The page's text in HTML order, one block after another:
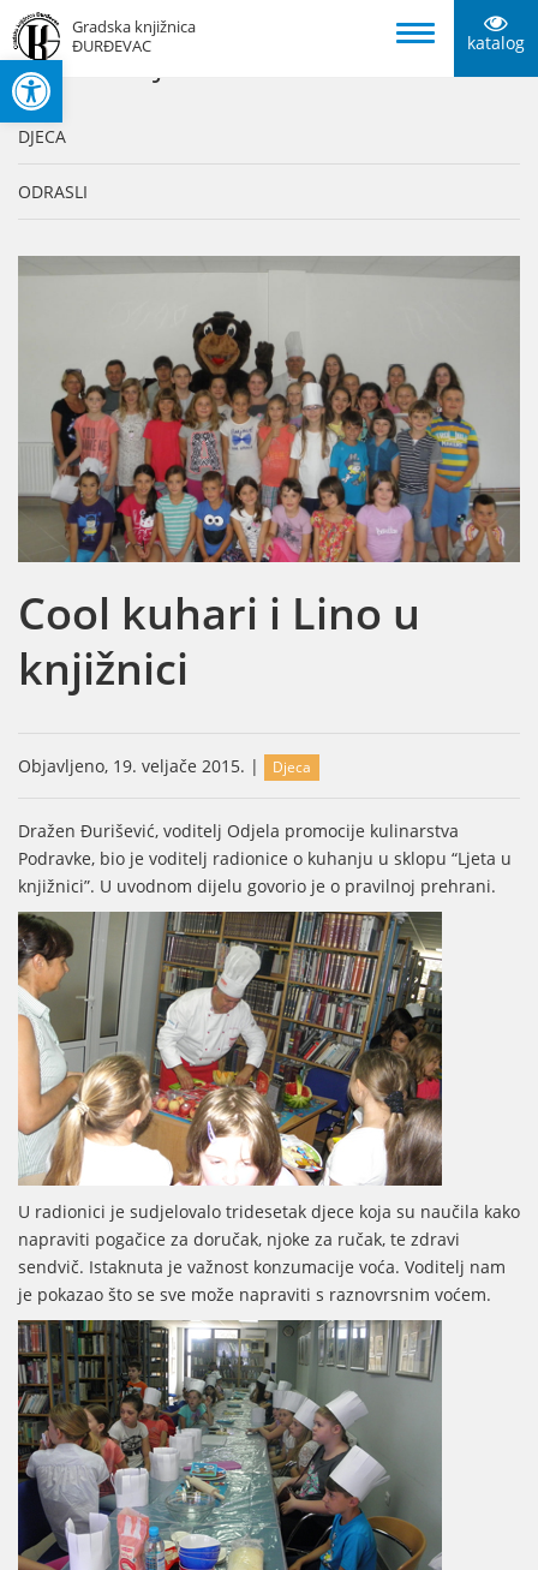
Open toolbar
Gradska knjižnica
ĐURĐEVAC
katalog
KATEGORIJE
DJECA
ODRASLI
Cool kuhari i Lino u
knjižnici
Objavljeno, 19. veljače 2015. | Djeca
Dražen Đurišević, voditelj Odjela promocije kulinarstva
Podravke, bio je voditelj radionice o kuhanju u sklopu “Ljeta u
knjižnici”. U uvodnom dijelu govorio je o pravilnoj prehrani.
U radionici je sudjelovalo tridesetak djece koja su naučila kako
napraviti pogačice za doručak, njoke za ručak, te zdravi
sendvič. Istaknuta je važnost konzumacije voća. Voditelj nam
je pokazao što se sve može napraviti s raznovrsnim voćem.